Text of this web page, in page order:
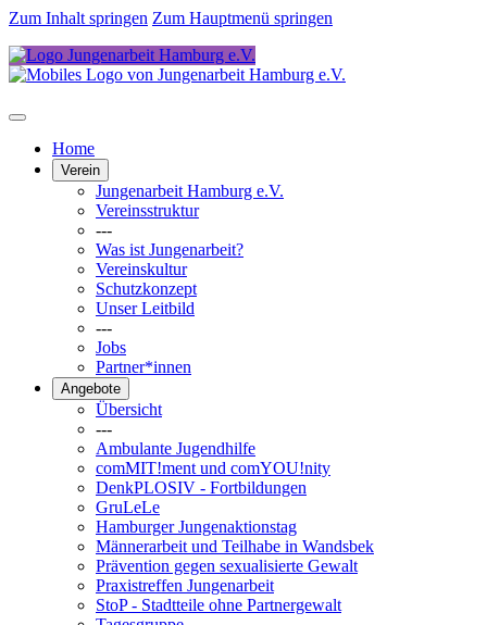
Zum Inhalt springen Zum Hauptmenü springen
Home
Verein
Jungenarbeit Hamburg e.V.
Vereinsstruktur
---
Was ist Jungenarbeit?
Vereinskultur
Schutzkonzept
Unser Leitbild
---
Jobs
Partner*innen
Angebote
Übersicht
---
Ambulante Jugendhilfe
comMIT!ment und comYOU!nity
DenkPLOSIV - Fortbildungen
GruLeLe
Hamburger Jungenaktionstag
Männerarbeit und Teilhabe in Wandsbek
Prävention gegen sexualisierte Gewalt
Praxistreffen Jungenarbeit
StoP - Stadtteile ohne Partnergewalt